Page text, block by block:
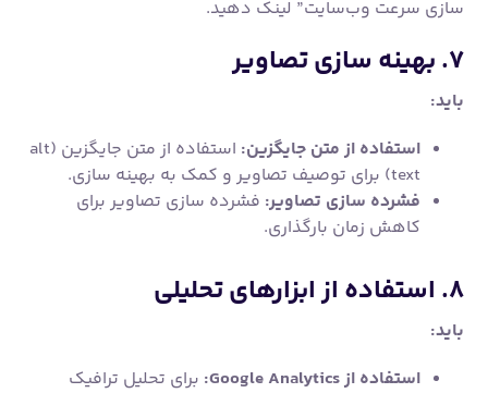
سازی سرعت وب‌سایت” لینک دهید.
۷. بهینه سازی تصاویر
باید:
استفاده از متن جایگزین:
استفاده از متن جایگزین (alt
text) برای توصیف تصاویر و کمک به بهینه سازی.
فشرده سازی تصاویر: فشرده سازی تصاویر برای
کاهش زمان بارگذاری.
۸. استفاده از ابزارهای تحلیلی
باید:
استفاده از Google Analytics:
برای تحلیل ترافیک